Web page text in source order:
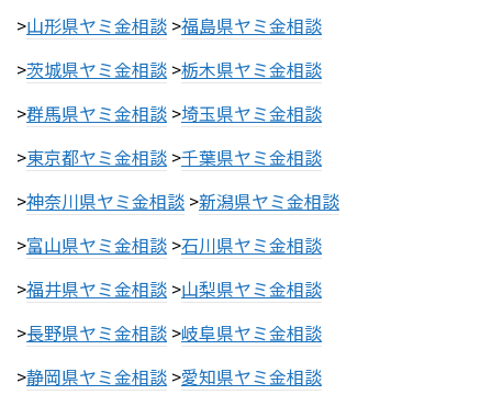
>山形県ヤミ金相談 >福島県ヤミ金相談
>茨城県ヤミ金相談 >栃木県ヤミ金相談
>群馬県ヤミ金相談 >埼玉県ヤミ金相談
>東京都ヤミ金相談 >千葉県ヤミ金相談
>神奈川県ヤミ金相談 >新潟県ヤミ金相談
>富山県ヤミ金相談 >石川県ヤミ金相談
>福井県ヤミ金相談 >山梨県ヤミ金相談
>長野県ヤミ金相談 >岐阜県ヤミ金相談
>静岡県ヤミ金相談 >愛知県ヤミ金相談